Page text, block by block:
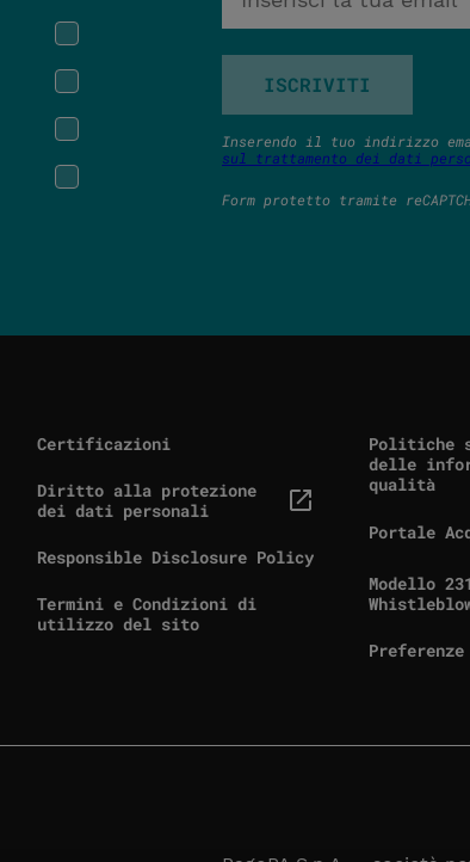
ISCRIVITI
Inserendo il tuo indirizzo
sul trattamento dei dati
Form protetto tramite
scheda)
scheda)
Certificazioni
Diritto alla protezione
dei dati personali
(link esterno, si apre in una nuova scheda)
Responsible Disclosure Policy
Termini e Condizioni di
utilizzo del sito
Politiche
delle
qualità
Portale
(link
Modello
(link